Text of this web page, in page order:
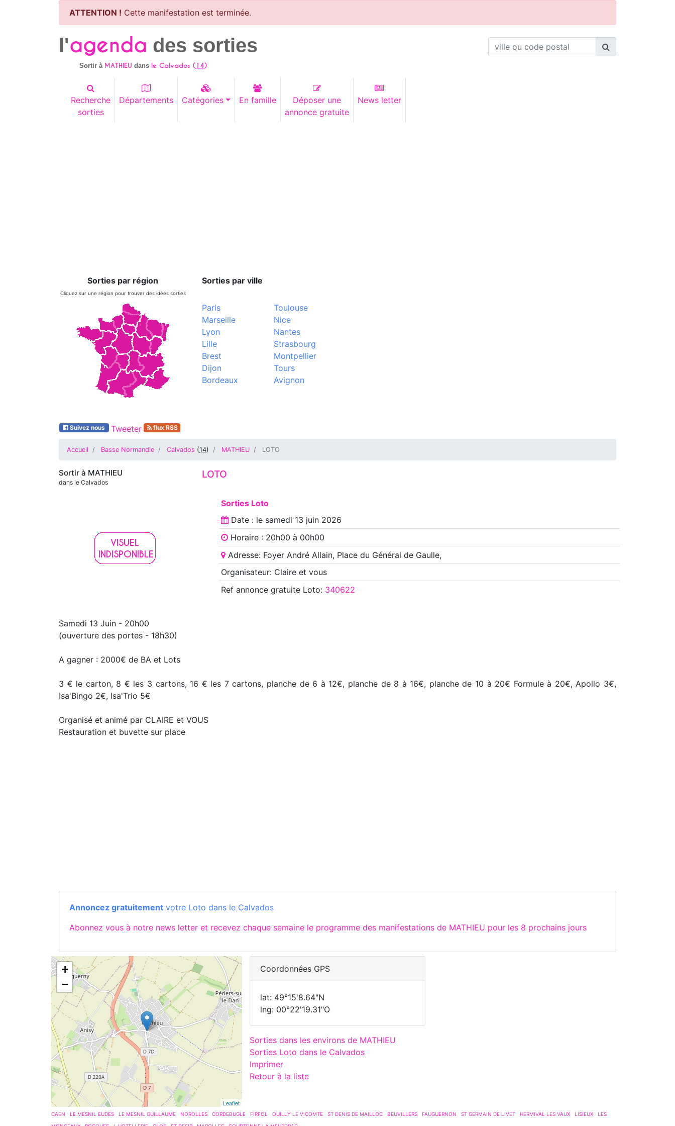
ATTENTION ! Cette manifestation est terminée.
l'agenda des sorties
Sortir à MATHIEU dans le Calvados (14)
Recherche
sorties
Départements Catégories En famille
Déposer une
annonce gratuite
News letter
Sorties par région
Cliquez sur une région pour trouver des idées sorties
Sorties par ville
Paris
Marseille
Lyon
Lille
Brest
Dijon
Bordeaux
Toulouse
Nice
Nantes
Strasbourg
Montpellier
Tours
Avignon
Suivez nous Tweeter flux RSS
Accueil Basse Normandie Calvados (14) MATHIEU LOTO
Sortir à MATHIEU
dans le Calvados
LOTO
Sorties Loto
Date : le samedi 13 juin 2026
Horaire : 20h00 à 00h00
Adresse: Foyer André Allain, Place du Général de Gaulle,
Organisateur: Claire et vous
Ref annoncegratuite Loto: 340622
Samedi 13 Juin - 20h00
(ouverture des portes - 18h30)
A gagner : 2000€ de BA et Lots
3 € le carton, 8 € les 3 cartons, 16 € les 7 cartons, planche de 6 à 12€, planche de 8 à 16€, planche de 10 à 20€ Formule à 20€, Apollo 3€,
Isa'Bingo 2€, Isa'Trio 5€
Organisé et animé par CLAIRE et VOUS
Restauration et buvette sur place
Annoncez gratuitement votre Loto dans le Calvados
Abonnez vous à notre news letter et recevez chaque semaine le programme des manifestations de MATHIEU pour les 8 prochains jours
+
−
Leaflet
Coordonnées GPS
lat: 49°15'8.64"N
lng: 00°22'19.31"O
Sorties dans les environs de MATHIEU
Sorties Loto dans le Calvados
Imprimer
Retour à la liste
CAEN LE MESNIL EUDES LE MESNIL GUILLAUME NOROLLES CORDEBUGLE FIRFOL OUILLY LE VICOMTE ST DENIS DE MAILLOC BEUVILLERS FAUGUERNON ST GERMAIN DE LIVET HERMIVAL LES VAUX LISIEUX
LES